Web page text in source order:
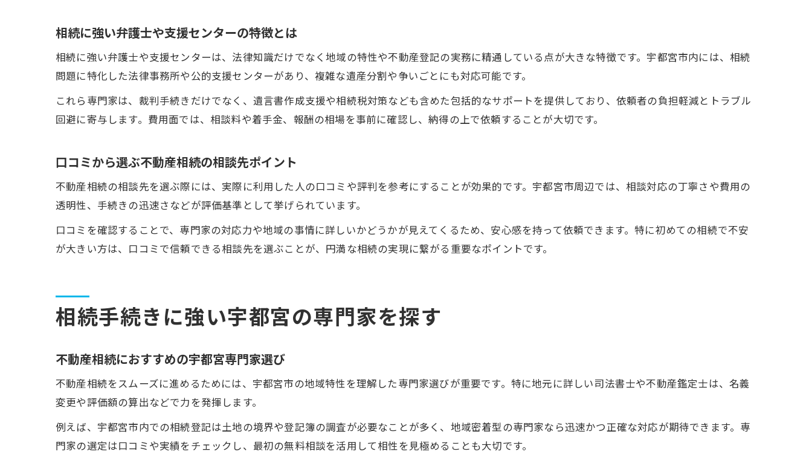
専門家ごとの費用比較と適切な選び方
相続手続き支援センターの費用構造とは
専門家選びで差がつく不動産相続のコツ
不動産相続に適した専門家の選び方ポイント
口コミやレビューを活用した専門家探し
対応範囲とサポート体制のチェック方法
相続に強い弁護士や支援センターの特徴とは
相続に強い弁護士や支援センターは、法律知識だけでなく地域の特性や不動産登記の実務に精通している点が大きな特徴です。宇都宮市内には、相続
問題に特化した法律事務所や公的支援センターがあり、複雑な遺産分割や争いごとにも対応可能です。
これら専門家は、裁判手続きだけでなく、遺言書作成支援や相続税対策なども含めた包括的なサポートを提供しており、依頼者の負担軽減とトラブル
回避に寄与します。費用面では、相談料や着手金、報酬の相場を事前に確認し、納得の上で依頼することが大切です。
口コミから選ぶ不動産相続の相談先ポイント
不動産相続の相談先を選ぶ際には、実際に利用した人の口コミや評判を参考にすることが効果的です。宇都宮市周辺では、相談対応の丁寧さや費用の
透明性、手続きの迅速さなどが評価基準として挙げられています。
口コミを確認することで、専門家の対応力や地域の事情に詳しいかどうかが見えてくるため、安心感を持って依頼できます。特に初めての相続で不安
が大きい方は、口コミで信頼できる相談先を選ぶことが、円満な相続の実現に繋がる重要なポイントです。
相続手続きに強い宇都宮の専門家を探す
不動産相続におすすめの宇都宮専門家選び
不動産相続をスムーズに進めるためには、宇都宮市の地域特性を理解した専門家選びが重要です。特に地元に詳しい司法書士や不動産鑑定士は、名義
変更や評価額の算出などで力を発揮します。
例えば、宇都宮市内での相続登記は土地の境界や登記簿の調査が必要なことが多く、地域密着型の専門家なら迅速かつ正確な対応が期待できます。専
門家の選定は口コミや実績をチェックし、最初の無料相談を活用して相性を見極めることも大切です。